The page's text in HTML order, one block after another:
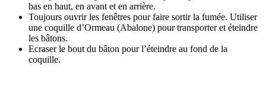
bas en haut, en avant et en arrière.
Toujours ouvrir les fenêtres pour faire sortir la fumée. Utiliser
une coquille d’Ormeau (Abalone) pour transporter et éteindre
les bâtons.
Ecraser le bout du bâton pour l’éteindre au fond de la
coquille.